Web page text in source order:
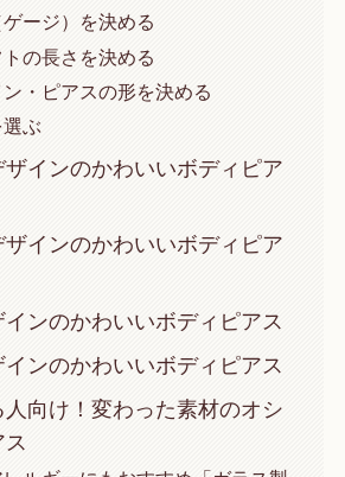
ージ）を決める
トの長さを決める
・ピアスの形を決める
ぶ
ザインのかわいいボディピア
ザインのかわいいボディピア
ンのかわいいボディピアス
インのかわいいボディピアス
向け！変わった素材のオシ
ス